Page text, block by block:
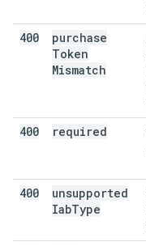
400
purchase
Token
Mismatch
400 required
400
unsupported
IabType